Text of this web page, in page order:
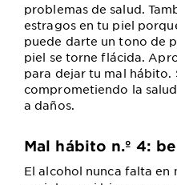
problemas de salud.
estragos en tu piel
puede darte un tono de
piel se torne flácida.
para dejar tu mal hábito.
comprometiendo la
a daños.
Mal hábito n.º 4:
El alcohol nunca falta en